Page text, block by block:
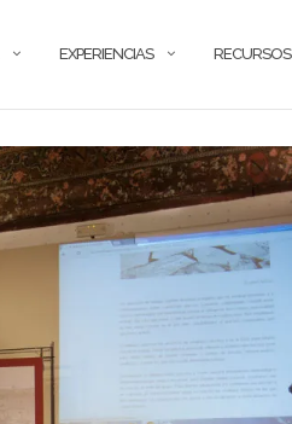
EXPERIENCIAS RECURSOS